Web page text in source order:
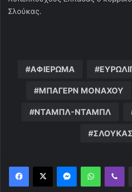
Σλούκας.
ΑΦΙΕΡΩΜΑ
ΜΠΑΓΕΡΝ ΜΟΝΑΧΟΥ
ΝΤΑΜΠΛ-ΝΤΑΜΠΛ
ΣΛΟΥΚΑΣ
MessengerWhatsApp